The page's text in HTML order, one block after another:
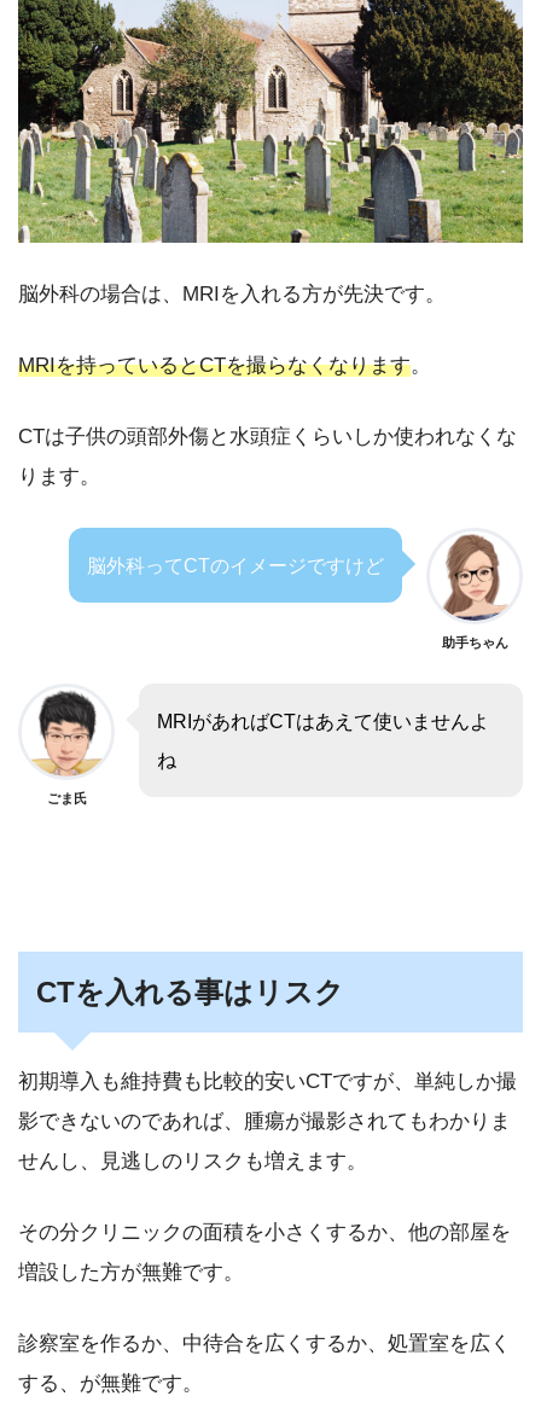
脳外科の場合は、MRIを入れる方が先決です。
MRIを持っているとCTを撮らなくなります。
CTは子供の頭部外傷と水頭症くらいしか使われなくな
ります。
脳外科ってCTのイメージですけど
助手ちゃん
ごま氏
MRIがあればCTはあえて使いませんよ
ね
CTを入れる事はリスク
初期導入も維持費も比較的安いCTですが、単純しか撮
影できないのであれば、腫瘍が撮影されてもわかりま
せんし、見逃しのリスクも増えます。
その分クリニックの面積を小さくするか、他の部屋を
増設した方が無難です。
診察室を作るか、中待合を広くするか、処置室を広く
する、が無難です。